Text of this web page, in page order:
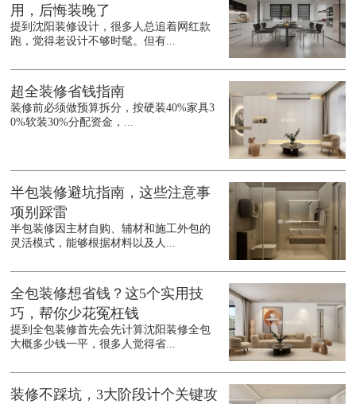
用，后悔装晚了
提到沈阳装修设计，很多人总追着网红款
跑，觉得老设计不够时髦。但有...
超全装修省钱指南
装修前必须做预算拆分，按硬装40%家具3
0%软装30%分配资金，...
半包装修避坑指南，这些注意事
项别踩雷
半包装修因主材自购、辅材和施工外包的
灵活模式，能够根据材料以及人...
全包装修想省钱？这5个实用技
巧，帮你少花冤枉钱
提到全包装修首先会先计算沈阳装修全包
大概多少钱一平，很多人觉得省...
装修不踩坑，3大阶段计个关键攻